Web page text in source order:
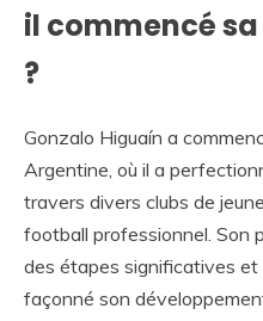
il commencé
?
Gonzalo Higuaín a
Argentine, où il a
travers divers clubs de
football professionnel. Son
des étapes significatives
façonné son